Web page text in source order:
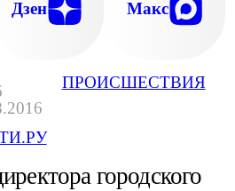
ПРОИСШЕСТВИЯ
Дзен Макс
городского